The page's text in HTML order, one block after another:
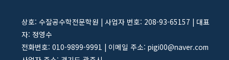
상호: 수잘공수학전문학원 | 사업자 번호: 208-93-65157 | 대표
자: 정영수
전화번호: 010-9899-9991 | 이메일 주소: pigi00@naver.com